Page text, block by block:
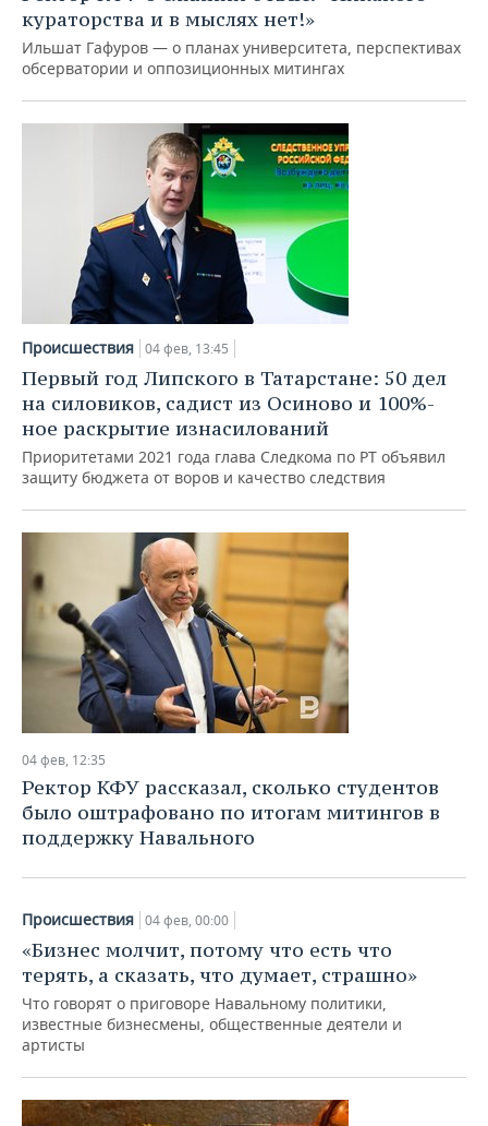
кураторства и в мыслях нет!»
Ильшат Гафуров — о планах университета, перспективах
обсерватории и оппозиционных митингах
Происшествия 04 фев, 13:45
Первый год Липского в Татарстане: 50 дел
на силовиков, садист из Осиново и 100%-
ное раскрытие изнасилований
Приоритетами 2021 года глава Следкома по РТ объявил
защиту бюджета от воров и качество следствия
04 фев, 12:35
Ректор КФУ рассказал, сколько студентов
было оштрафовано по итогам митингов в
поддержку Навального
Происшествия 04 фев, 00:00
«Бизнес молчит, потому что есть что
терять, а сказать, что думает, страшно»
Что говорят о приговоре Навальному политики,
известные бизнесмены, общественные деятели и
артисты